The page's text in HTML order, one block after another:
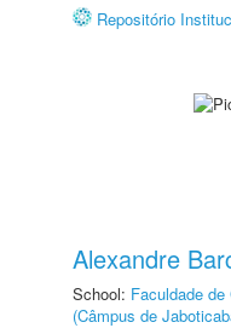
Repositório
Alexandre
School: Faculdade
(Câmpus de